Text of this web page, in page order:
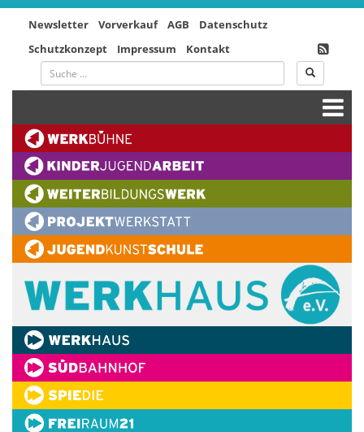
Newsletter Vorverkauf AGB
Datenschutz
Schutzkonzept
Impressum Kontakt